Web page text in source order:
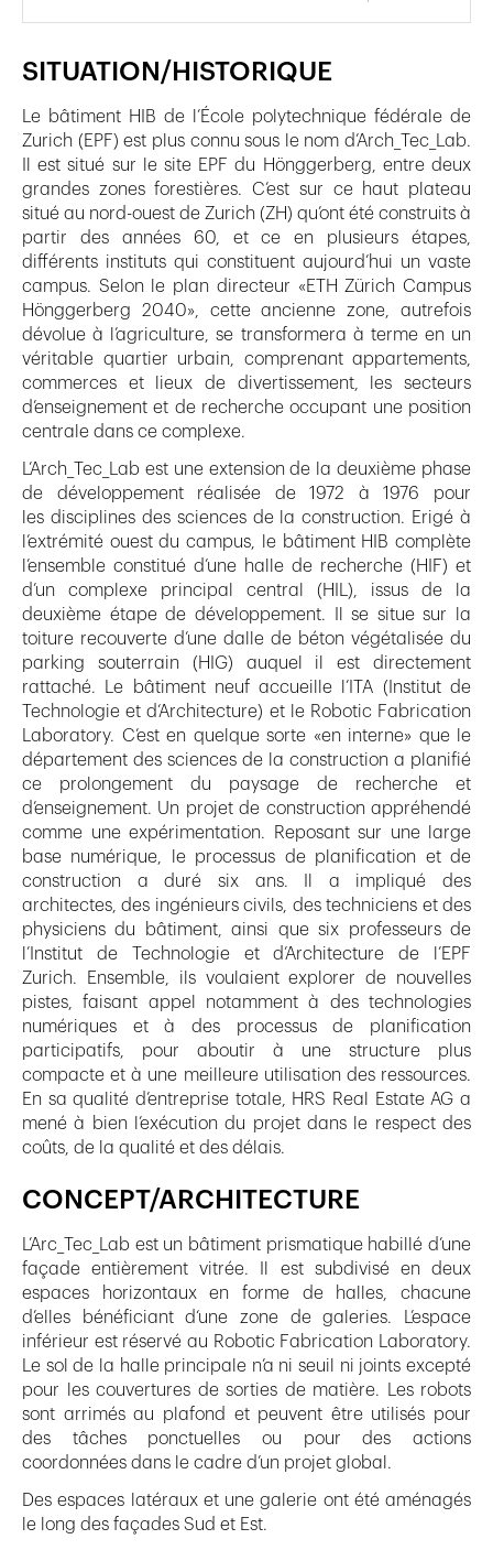
SITUATION/HISTORIQUE
Le bâtiment HIB de l’École polytechnique fédérale de
Zurich (EPF) est plus connu sous le nom d’Arch_Tec_Lab.
Il est situé sur le site EPF du Hönggerberg, entre deux
grandes zones forestières. C’est sur ce haut plateau
situé au nord-ouest de Zurich (ZH) qu’ont été construits à
partir des années 60, et ce en plusieurs étapes,
différents instituts qui constituent aujourd’hui un vaste
campus. Selon le plan directeur «ETH Zürich Campus
Hönggerberg 2040», cette ancienne zone, autrefois
dévolue à l’agriculture, se transformera à terme en un
véritable quartier urbain, comprenant appartements,
commerces et lieux de divertissement, les secteurs
d’enseignement et de recherche occupant une position
centrale dans ce complexe.
L’Arch_Tec_Lab est une extension de la deuxième phase
de développement réalisée de 1972 à 1976 pour
les disciplines des sciences de la construction. Erigé à
l’extrémité ouest du campus, le bâtiment HIB complète
l’ensemble constitué d’une halle de recherche (HIF) et
d’un complexe principal central (HIL), issus de la
deuxième étape de développement. Il se situe sur la
toiture recouverte d’une dalle de béton végétalisée du
parking souterrain (HIG) auquel il est directement
rattaché. Le bâtiment neuf accueille l’ITA (Institut de
Technologie et d‘Architecture) et le Robotic Fabrication
Laboratory. C’est en quelque sorte «en interne» que le
département des sciences de la construction a planifié
ce prolongement du paysage de recherche et
d’enseignement. Un projet de construction appréhendé
comme une expérimentation. Reposant sur une large
base numérique, le processus de planification et de
construction a duré six ans. Il a impliqué des
architectes, des ingénieurs civils, des techniciens et des
physiciens du bâtiment, ainsi que six professeurs de
l’Institut de Technologie et d’Architecture de l’EPF
Zurich. Ensemble, ils voulaient explorer de nouvelles
pistes, faisant appel notamment à des technologies
numériques et à des processus de planification
participatifs, pour aboutir à une structure plus
compacte et à une meilleure utilisation des ressources.
En sa qualité d’entreprise totale, HRS Real Estate AG a
mené à bien l’exécution du projet dans le respect des
coûts, de la qualité et des délais.
CONCEPT/ARCHITECTURE
L’Arc_Tec_Lab est un bâtiment prismatique habillé d’une
façade entièrement vitrée. Il est subdivisé en deux
espaces horizontaux en forme de halles, chacune
d’elles bénéficiant d‘une zone de galeries. L’espace
inférieur est réservé au Robotic Fabrication Laboratory.
Le sol de la halle principale n’a ni seuil ni joints excepté
pour les couvertures de sorties de matière. Les robots
sont arrimés au plafond et peuvent être utilisés pour
des tâches ponctuelles ou pour des actions
coordonnées dans le cadre d’un projet global.
Des espaces latéraux et une galerie ont été aménagés
le long des façades Sud et Est.